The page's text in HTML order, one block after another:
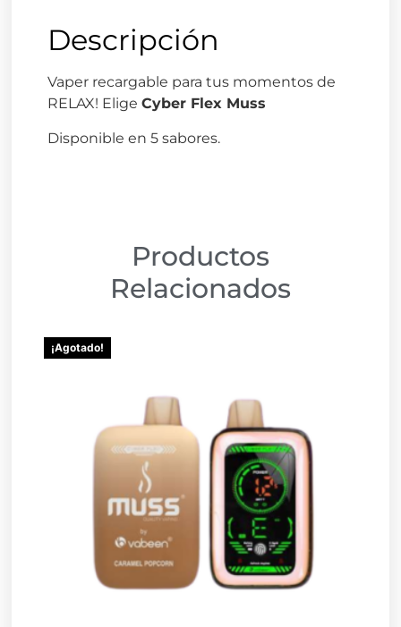
Descripción
Vaper recargable para tus momentos de
RELAX! EligeCyber Flex Muss
Disponible en 5 sabores.
Productos
Relacionados
¡Agotado!